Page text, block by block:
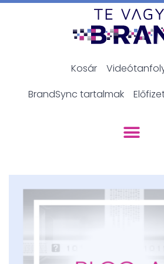
Kosár
BrandSync tartalmak